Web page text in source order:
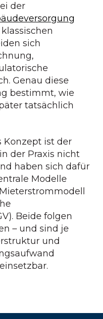
der
sich
Genau diese
bestimmt, wie
tatsächlich
Konzept ist der
der Praxis nicht
haben sich dafür
Modelle
Beide folgen
– und sind je
und